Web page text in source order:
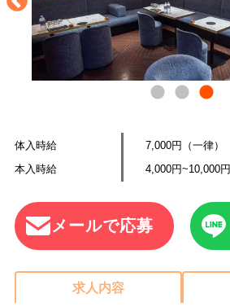
体入時給
7,000円（一律）
本入時給
4,000円~10,000円
メールで応募
求人内容